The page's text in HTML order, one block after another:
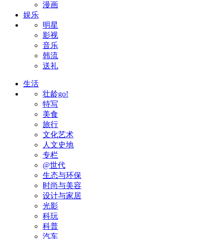
漫画
娱乐
明星
影视
音乐
韩流
送礼
生活
壮龄go!
特写
美食
旅行
文化艺术
人文史地
专栏
@世代
生态与环保
时尚与美容
设计与家居
光影
科玩
科普
汽车